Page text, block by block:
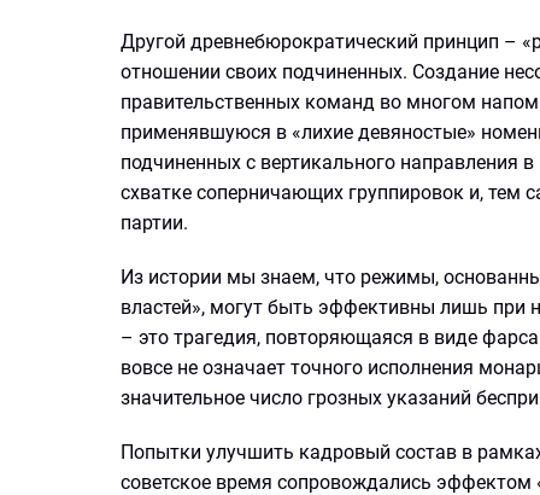
Другой древнебюрократический принцип –
отношении своих подчиненных. Создание
правительственных команд во многом
применявшуюся в «лихие девяностые»
подчиненных с вертикального направления
схватке соперничающих группировок и, тем
партии.
Из истории мы знаем, что режимы,
властей», могут быть эффективны лишь при
– это трагедия, повторяющаяся в виде
вовсе не означает точного исполнения
значительное число грозных указаний
Попытки улучшить кадровый состав в
советское время сопровождались